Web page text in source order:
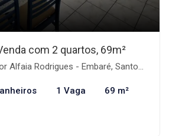
com 2 quartos, 69m²
Alfaia Rodrigues - Embaré, Santos-SP
1 Vaga 69 m²